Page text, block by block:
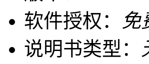
软件授权：
免
说明书类型：